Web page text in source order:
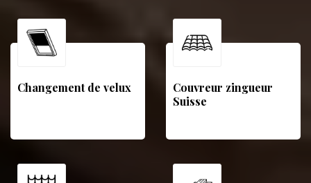
Changement de velux
Couvreur zingueur
Suisse